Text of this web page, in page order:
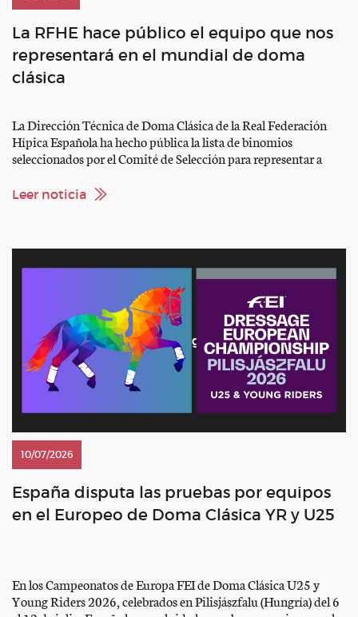
La RFHE hace público el equipo que nos
representará en el mundial de doma
clásica
La Dirección Técnica de Doma Clásica de la Real Federación
Hípica Española ha hecho pública la lista de binomios
seleccionados por el Comité de Selección para representar a
que se disputará del 11 al 16 de agosto en Aachen (Alemania).
Leer noticia
10/07/2026
España disputa las pruebas por equipos
en el Europeo de Doma Clásica YR y U25
En los Campeonatos de Europa FEI de Doma Clásica U25 y
Young Riders 2026, celebrados en Pilisjászfalu (Hungría) del 6